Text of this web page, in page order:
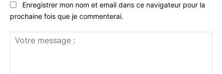
Enregistrer mon nom et email dans ce navigateur pour la
prochaine fois que je commenterai.